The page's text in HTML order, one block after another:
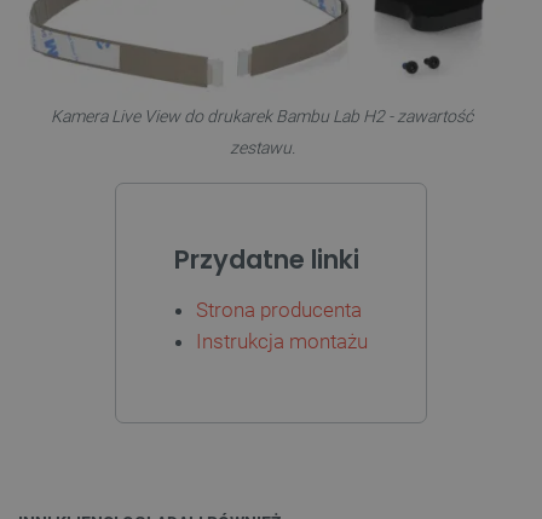
Kamera Live View do drukarek Bambu Lab H2 - zawartość
zestawu.
Przydatne linki
Strona producenta
Instrukcja montażu
VISITOR_PRIVACY_METADATA
Polityce prywatności Google